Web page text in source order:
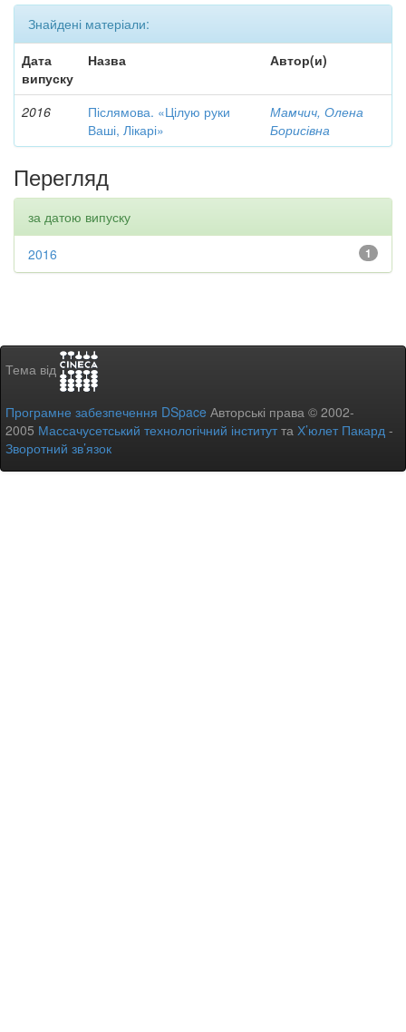
Знайдені матеріали:
Дата
випуску
Назва Автор(и)
2016
Післямова. «Цілую руки
Ваші, Лікарі»
Мамчич, Олена
Борисівна
Перегляд
за датою випуску
1
2016
Тема від
Програмне забезпечення DSpace Авторські права © 2002-
2005 Массачусетський технологічний інститутта Х’юлет Пакард -
Зворотний зв’язок